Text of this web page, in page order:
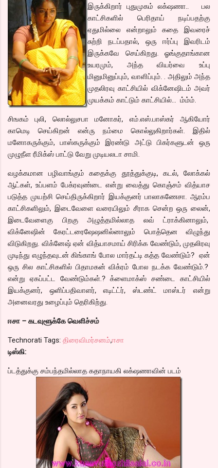
இருக்கிறார் புதுமுகம் லக்‌ஷணா.. பல
காட்சிகளில் பெரிதாய் நடிப்பதற்கு
ஏதுமில்லை என்றாலும் கதை இவரைச்
சுற்றி நடப்பதால், ஒரு ஈர்ப்பு இவரிடம்
இருக்கவே செய்கிறது. ஓங்குதாங்கான
உயரமும், அந்த வியர்வை உப்பு
மினுமினுப்பும், வாளிப்பும். . அதிலும் அந்த
முதலிரவு காட்சியில் விக்னேஷிடம் அவர்
முயக்கம் காட்டும் காட்சியில்… ம்ம்ம்.
சிஙகம் புலி, லொல்லுசபா மனோகர், எம்.எஸ்.பாஸ்கர் ஆகியோர்
காமெடி செய்கிறன் என்ரு நம்மை கொல்லுகிறார்கள். இதில்
மனோகருக்கும், பாஸ்கருக்கும் இரண்டு அட்டு பிகர்களுடன் ஒரு
முழுநீள ரீமிக்ஸ் பாட்டு வேறு முடியலடா சாமி.
வழக்கமான பழிவாங்கும் கதைக்கு தூத்துக்குடி, கடல், லோக்கல்
ஆட்கள், உப்பளம் பேக்ரவுண்டை என்று வைத்து கொஞ்சம் வித்யாச
படுத்த முயற்சி செய்திருக்கிறார் இயக்குனர் பாலாகணேசா. ஆரம்ப
காட்சிகளிலும், இடைவேளை வரையிலும் சீராக சென்ற ஒரு லைன்,
இடைவேளைகு பிறகு அழுத்தமில்லாத லவ் ட்ராக்கினாலும்,
விக்னேஷின் கேரட்டரைஷேஷனில்னாலும் பொத்தென விழுந்து
விடுகிறது. விக்னேஷ் ஏன் வித்யாசமாய் சிரிக்க வேண்டும், முதலிரவு
முடிந்து எழுந்தவுடன் கிங்காங் போல மார்தட்டி கத்த வேண்டும்? ஏன்
ஒரு சில காட்சிகளில் பிதாமகன் விக்ரம் போல நடக்க வேண்டும்.?
என்று ஏகப்பட்ட வேண்டும்கள்.? க்ளைமாக்ஸ் சண்டை காட்சியில்
இயக்குனர், ஒளிப்பதிவாளர், எடிட்ட்ர், ஸ்டண்ட் மாஸ்டர் என்று
அனைவரது உழைப்பும் தெரிகிற்து.
ஈசா – கடவுளூக்கே வெளிச்சம்
Technorati Tags: திரைவிமர்சனம்,ஈசா
டிஸ்கி:
ப்டத்துக்கு சம்பந்தமில்லாத கதாநாயகி லக்‌ஷணாவின் படம்